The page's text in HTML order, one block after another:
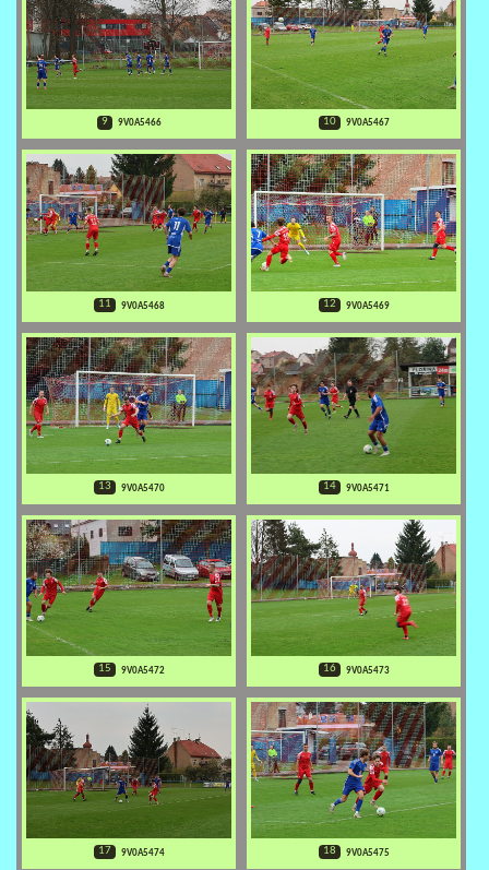
9 9V0A5466 10 9V0A5467
11 9V0A5468 12 9V0A5469
13 9V0A5470 14 9V0A5471
15 9V0A5472 16 9V0A5473
17 9V0A5474 18 9V0A5475